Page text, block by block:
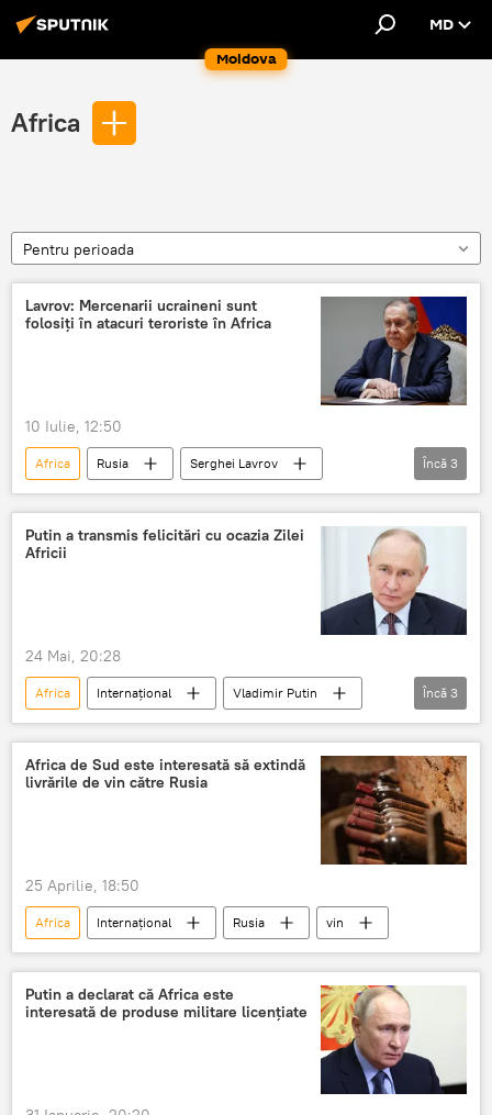
Moldova
MD
Africa
Pentru perioada
Lavrov: Mercenarii ucraineni sunt
folosiți în atacuri teroriste în Africa
10 Iulie, 12:50
Africa Rusia
Serghei Lavrov
mercenari
Ucraineni
atacuri teroriste
Încă 3
Putin a transmis felicitări cu ocazia Zilei
Africii
24 Mai, 20:28
Africa Internațional
Vladimir Putin
Kremlinul
Felicitare Felicitări
Încă 3
Africa de Sud este interesată să extindă
livrările de vin către Rusia
25 Aprilie, 18:50
Africa Internațional Rusia vin
Putin a declarat că Africa este
interesată de produse militare licențiate